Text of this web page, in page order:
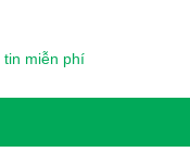
miễn phí